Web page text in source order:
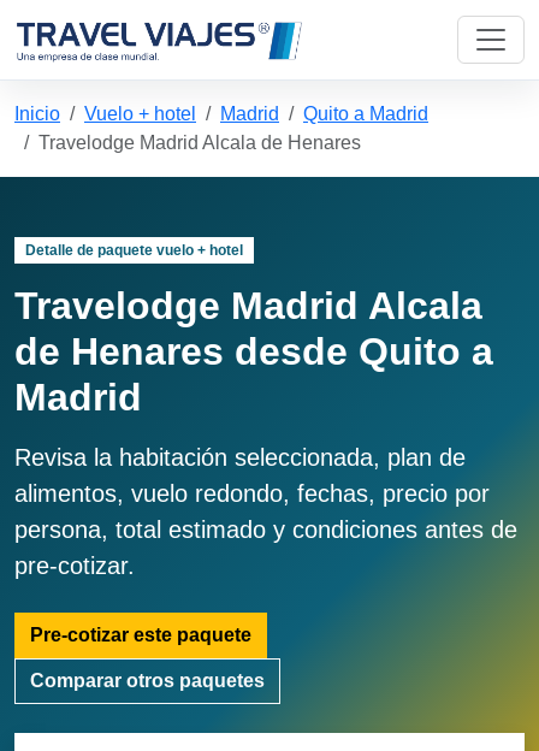
Inicio Vuelo + hotel Madrid
Quito a Madrid
Travelodge Madrid Alcala de Henares
Detalle de paquete vuelo + hotel
Travelodge Madrid Alcala
de Henares desde Quito a
Madrid
Revisa la habitación seleccionada, plan de
alimentos, vuelo redondo, fechas, precio por
persona, total estimado y condiciones antes de
pre-cotizar.
Pre-cotizar este paquete
Comparar otros paquetes